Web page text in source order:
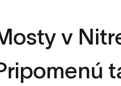
v
Nastavenie
Cookies sú